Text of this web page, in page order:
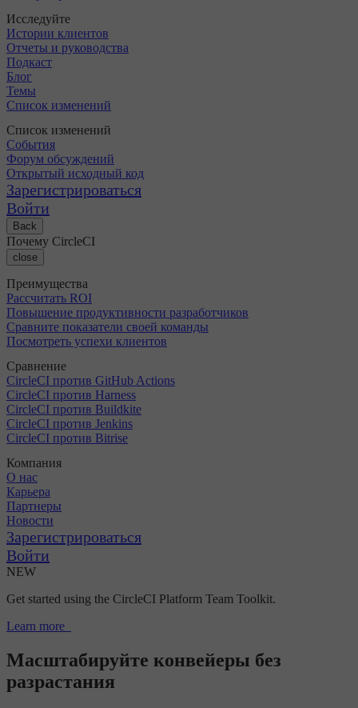
Исследуйте
Истории клиентов
Отчеты и руководства
Подкаст
Блог
Темы
Список изменений
Список изменений
События
Форум обсуждений
Открытый исходный код
Зарегистрироваться
Войти
Back
Почему CircleCI
close
Преимущества
Рассчитать ROI
Повышение продуктивности разработчиков
Сравните показатели своей команды
Посмотреть успехи клиентов
Сравнение
CircleCI против GitHub Actions
CircleCI против Harness
CircleCI против Buildkite
CircleCI против Jenkins
CircleCI против Bitrise
Компания
О нас
Карьера
Партнеры
Новости
Зарегистрироваться
Войти
NEW
Get started using the CircleCI Platform Team Toolkit.
Learn more
Масштабируйте конвейеры без
разрастания